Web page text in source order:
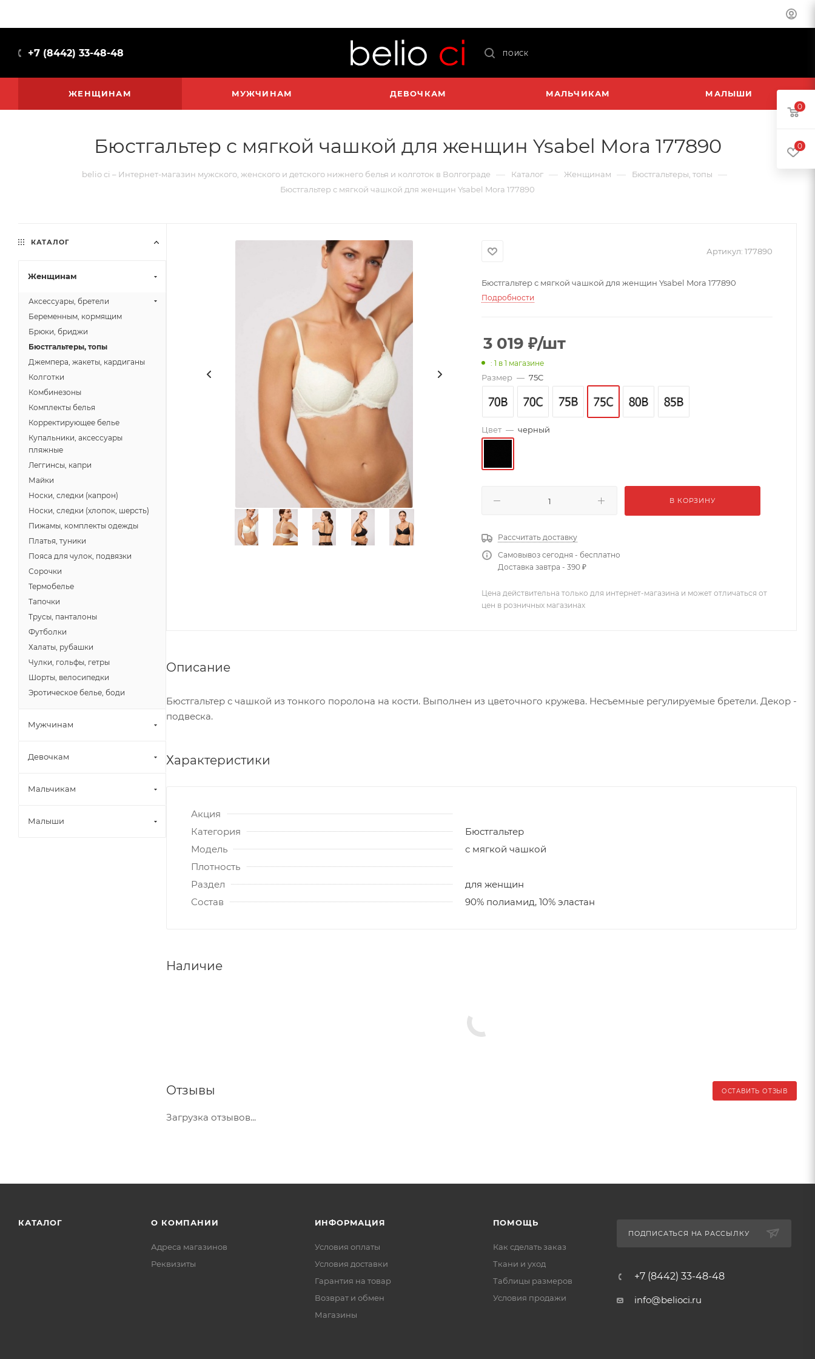
+7 (8442) 33-48-48 ПОИСК
ЖЕНЩИНАМ МУЖЧИНАМ ДЕВОЧКАМ МАЛЬЧИКАМ МАЛЫШИ
Бюстгальтер с мягкой чашкой для женщин Ysabel Mora 177890
belio ci – Интернет-магазин мужского, женского и детского нижнего белья и колготок в Волгограде — Каталог — Женщинам — Бюстгальтеры, топы —
Бюстгальтер с мягкой чашкой для женщин Ysabel Mora 177890
Артикул: 177890
Бюстгальтер с мягкой чашкой для женщин Ysabel Mora 177890
Подробности
3 019 ₽/шт
: 1 в 1 магазине
Размер — 75C
Цвет — черный
В КОРЗИНУ
Рассчитать доставку
Самовывоз сегодня - бесплатно
Доставка завтра - 390 ₽
Цена действительна только для интернет-магазина и может отличаться от
цен в розничных магазинах
Описание
Бюстгальтер с чашкой из тонкого поролона на кости. Выполнен из цветочного кружева. Несъемные регулируемые бретели. Декор -
подвеска.
Характеристики
Акция
Категория
Бюстгальтер
Модель
с мягкой чашкой
Плотность
Раздел
для женщин
Состав
90% полиамид, 10% эластан
Наличие
Отзывы ОСТАВИТЬ ОТЗЫВ
Загрузка отзывов...
КАТАЛОГ
Женщинам
Аксессуары, бретели
Беременным, кормящим
Брюки, бриджи
Бюстгальтеры, топы
Джемпера, жакеты, кардиганы
Колготки
Комбинезоны
Комплекты белья
Корректирующее белье
Купальники, аксессуары
пляжные
Леггинсы, капри
Майки
Носки, следки (капрон)
Носки, следки (хлопок, шерсть)
Пижамы, комплекты одежды
Платья, туники
Пояса для чулок, подвязки
Сорочки
Термобелье
Тапочки
Трусы, панталоны
Футболки
Халаты, рубашки
Чулки, гольфы, гетры
Шорты, велосипедки
Эротическое белье, боди
Мужчинам
Девочкам
Мальчикам
Малыши
КАТАЛОГ О КОМПАНИИ
Адреса магазинов
Реквизиты
ИНФОРМАЦИЯ
Условия оплаты
Условия доставки
Гарантия на товар
Возврат и обмен
Магазины
ПОМОЩЬ
Как сделать заказ
Ткани и уход
Таблицы размеров
Условия продажи
ПОДПИСАТЬСЯ НА РАССЫЛКУ
+7 (8442) 33-48-48
info@belioci.ru
0
0